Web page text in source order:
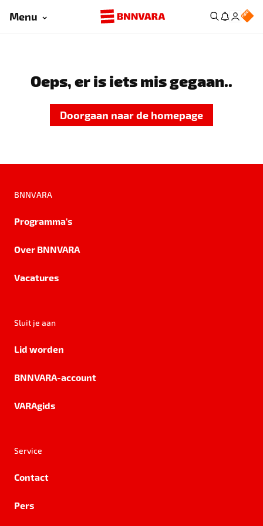
Menu
Oeps, er is iets mis gegaan..
Doorgaan naar de homepage
BNNVARA
Programma's
Over BNNVARA
Vacatures
Sluit je aan
Lid worden
BNNVARA-account
VARAgids
Service
Contact
Pers